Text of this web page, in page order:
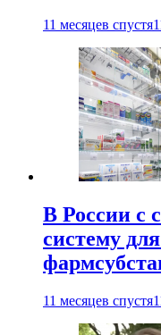
11 месяцев спустя
В России с
систему
11 месяцев спустя